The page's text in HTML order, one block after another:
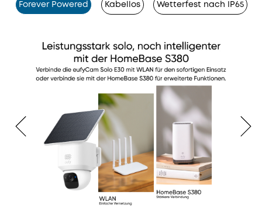
Forever Powered Kabellos Wetterfest nach IP65